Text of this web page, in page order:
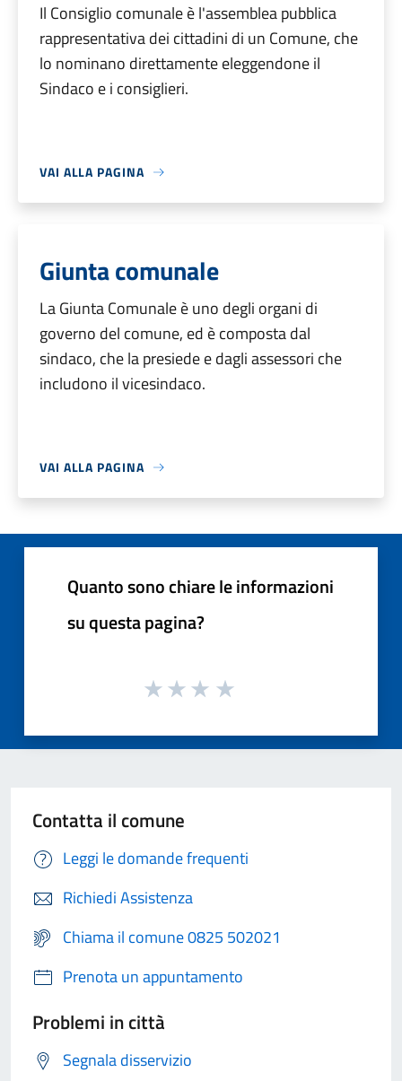
Il Consiglio comunale è l'assemblea pubblica
rappresentativa dei cittadini di un Comune, che
lo nominano direttamente eleggendone il
Sindaco e i consiglieri.
VAI ALLA PAGINA
Giunta comunale
La Giunta Comunale è uno degli organi di
governo del comune, ed è composta dal
sindaco, che la presiede e dagli assessori che
includono il vicesindaco.
VAI ALLA PAGINA
Quanto sono chiare le informazioni
su questa pagina?
Contatta il comune
Leggi le domande frequenti
Richiedi Assistenza
Chiama il comune 0825 502021
Prenota un appuntamento
Problemi in città
Segnala disservizio